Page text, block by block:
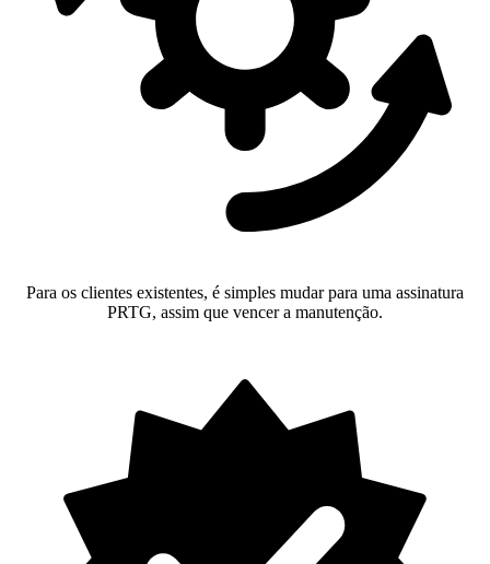
Para os clientes existentes, é simples mudar para uma assinatura
PRTG, assim que vencer a manutenção.